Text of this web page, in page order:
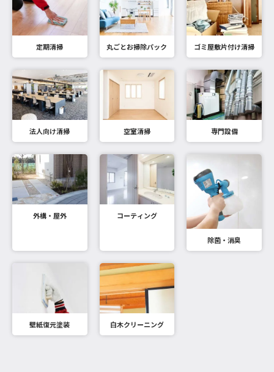
定期清掃 丸ごとお掃除パック ゴミ屋敷片付け清掃
法人向け清掃 空室清掃 専門設備
外構・屋外 コーティング
除菌・消臭
壁紙復元塗装 白木クリーニング